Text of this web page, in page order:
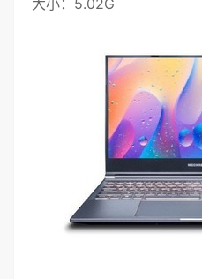
大小：5.02G